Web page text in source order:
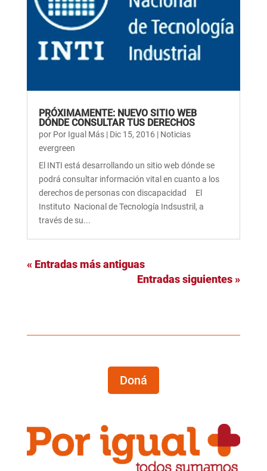
PRÓXIMAMENTE: NUEVO SITIO WEB
DÓNDE CONSULTAR TUS DERECHOS
por Por Igual Más| Dic 15, 2016 | Noticias
evergreen
El INTI está desarrollando un sitio web dónde se
podrá consultar información vital en cuanto a los
derechos de personas con discapacidad El
Instituto Nacional de Tecnología Indsustril, a
través de su...
« Entradas más antiguas
Entradas siguientes »
Doná